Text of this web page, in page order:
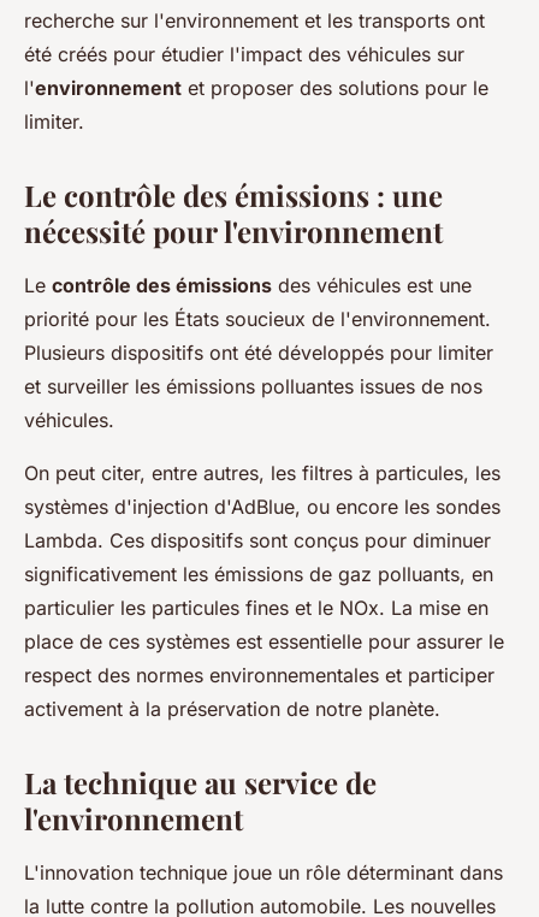
recherche sur l'environnement et les transports ont
été créés pour étudier l'impact des véhicules sur
l'environnement et proposer des solutions pour le
limiter.
Le contrôle des émissions : une
nécessité pour l'environnement
Le contrôle des émissions des véhicules est une
priorité pour les États soucieux de l'environnement.
Plusieurs dispositifs ont été développés pour limiter
et surveiller les émissions polluantes issues de nos
véhicules.
On peut citer, entre autres, les filtres à particules, les
systèmes d'injection d'AdBlue, ou encore les sondes
Lambda. Ces dispositifs sont conçus pour diminuer
significativement les émissions de gaz polluants, en
particulier les particules fines et le NOx. La mise en
place de ces systèmes est essentielle pour assurer le
respect des normes environnementales et participer
activement à la préservation de notre planète.
La technique au service de
l'environnement
L'innovation technique joue un rôle déterminant dans
la lutte contre la pollution automobile. Les nouvelles